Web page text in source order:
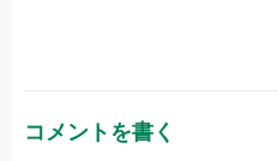
コメントを書く